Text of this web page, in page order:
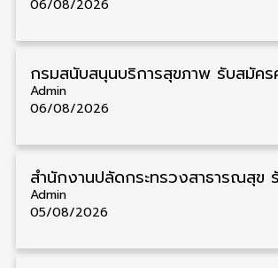
06/08/2026
Admin
06/08/2026
Admin
05/08/2026